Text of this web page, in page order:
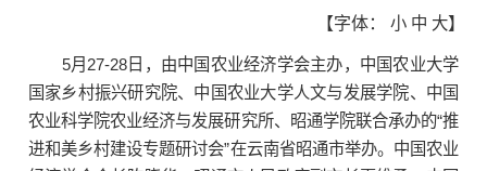
【字体： 小 中 大】
5月27-28日，由中国农业经济学会主办，中国农业大学
国家乡村振兴研究院、中国农业大学人文与发展学院、中国
农业科学院农业经济与发展研究所、昭通学院联合承办的“推
进和美乡村建设专题研讨会”在云南省昭通市举办。中国农业